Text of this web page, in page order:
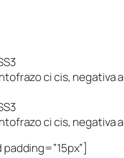
ci cis, negativa
ci cis, negativa